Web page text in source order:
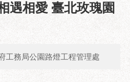
遇相愛 臺北玫瑰園
工務局公園路燈工程管理處